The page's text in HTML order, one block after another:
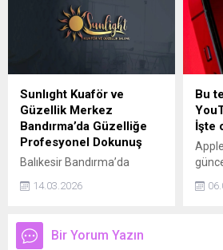
riski taşıyan hastalarda
kapalı ameliyat yönteminin
önemine dikkat çekti.
Sunlıght Kuaför ve
Güzellik Merkez
Bandırma’da Güzelliğe
Profesyonel Dokunuş
Balıkesir Bandırma’da
Güzelliğin Yeni Adresi:
Sunlıght Kuaför ve Güzellik
Bandırma ilçesinde kısa
sürede adından söz
14.03.2026
Bu
İşte
bazı
Bir Yorum Yazın